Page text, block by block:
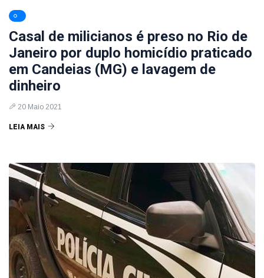
Casal de milicianos é preso no Rio de
Janeiro por duplo homicídio praticado
em Candeias (MG) e lavagem de
dinheiro
20 Maio 2021
LEIA MAIS